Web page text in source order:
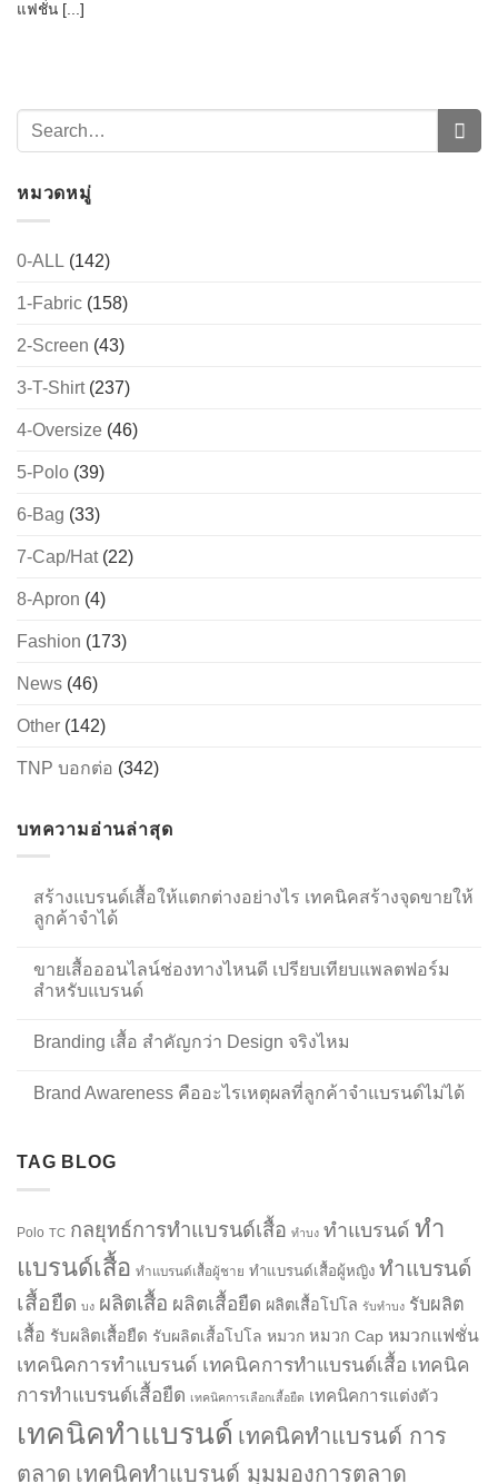
แฟชั่น [...]
หมวดหมู่
0-ALL (142)
1-Fabric (158)
2-Screen (43)
3-T-Shirt(237)
4-Oversize (46)
5-Polo (39)
6-Bag (33)
7-Cap/Hat(22)
8-Apron (4)
Fashion (173)
News (46)
Other (142)
TNP บอกต่อ (342)
บทความอ่านล่าสุด
สร้างแบรนด์เสื้อให้แตกต่างอย่างไร เทคนิคสร้างจุดขายให้
ลูกค้าจำได้
ขายเสื้อออนไลน์ช่องทางไหนดี เปรียบเทียบแพลตฟอร์ม
สำหรับแบรนด์
Branding เสื้อ สำคัญกว่า Design จริงไหม
Brand Awareness คืออะไรเหตุผลที่ลูกค้าจำแบรนด์ไม่ได้
TAG BLOG
Polo TC กลยุทธ์การทำแบรนด์เสื้อ ทำบง ทำแบรนด์ ทำ
แบรนด์เสื้อ ทำแบรนด์เสื้อผู้ชาย ทำแบรนด์เสื้อผู้หญิง ทำแบรนด์
เสื้อยืด บง ผลิตเสื้อ ผลิตเสื้อยืด ผลิตเสื้อโปโล รับทำบง รับผลิต
เสื้อ รับผลิตเสื้อยืด รับผลิตเสื้อโปโล หมวก หมวก Cap หมวกแฟชั่น
เทคนิคการทำแบรนด์ เทคนิคการทำแบรนด์เสื้อ เทคนิค
การทำแบรนด์เสื้อยืด เทคนิคการเลือกเสื้อยืด เทคนิคการแต่งตัว
เทคนิคทำแบรนด์ เทคนิคทำแบรนด์ การ
ตลาด เทคนิคทำแบรนด์ มุมมองการตลาด